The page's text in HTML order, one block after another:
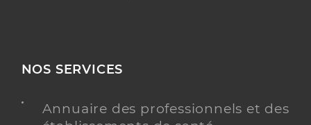
NOS SERVICES
Annuaire des professionnels et des